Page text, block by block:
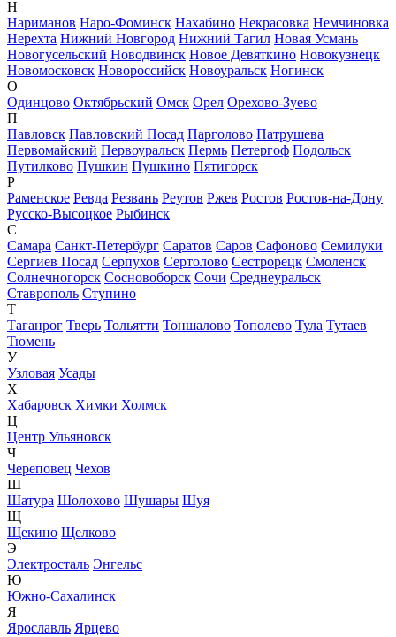
Н
Нариманов Наро-Фоминск Нахабино Некрасовка Немчиновка
Нерехта Нижний Новгород Нижний Тагил Новая Усмань
Новогусельский Новодвинск Новое Девяткино Новокузнецк
Новомосковск Новороссийск Новоуральск Ногинск
О
Одинцово Октябрьский Омск Орел Орехово-Зуево
П
Павловск Павловский Посад Парголово Патрушева
Первомайский Первоуральск Пермь Петергоф Подольск
Путилково Пушкин Пушкино Пятигорск
Р
Раменское Ревда Резвань Реутов Ржев Ростов Ростов-на-Дону
Русско-Высоцкое Рыбинск
С
Самара Санкт-Петербург Саратов Саров Сафоново Семилуки
Сергиев Посад Серпухов Сертолово Сестрорецк Смоленск
Солнечногорск Сосновоборск Сочи Среднеуральск
Ставрополь Ступино
Т
Таганрог Тверь Тольятти Тоншалово Тополево Тула Тутаев
Тюмень
У
Узловая Усады
Х
Хабаровск Химки Холмск
Ц
Центр Ульяновск
Ч
Череповец Чехов
Ш
Шатура Шолохово Шушары Шуя
Щ
Щекино Щелково
Э
Электросталь Энгельс
Ю
Южно-Сахалинск
Я
Ярославль Ярцево